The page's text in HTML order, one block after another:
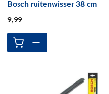
Bosch ruitenwisser 38 cm
9,99